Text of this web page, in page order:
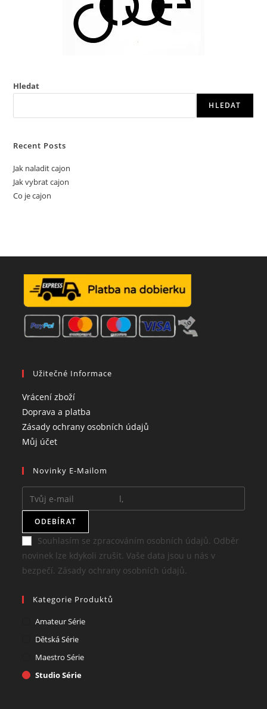
Hledat
HLEDAT
Recent Posts
Jak naladit cajon
Jak vybrat cajon
Co je cajon
Užitečné Informace
Vrácení zbožíOpens
in
a
Doprava a platba
in
tab
Zásady ochrany osobních údajů
tab
Můj účetOpens
a
new
tab
Novinky E-Mailom
ODEBÍRAT
Souhlasím se zpracováním osobních údajů. Odběr
novinek lze kdykoli zrušit. Vaše data jsou u nás v
bezpečí. Zásady ochrany osobních údajů.
Kategorie Produktů
Amateur Série
Dětská Série
Maestro Série
Studio Série